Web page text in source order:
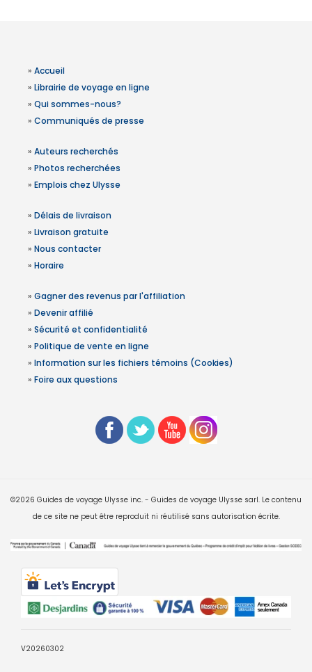
» Accueil
» Librairie de voyage en ligne
» Qui sommes-nous?
» Communiqués de presse
» Auteurs recherchés
» Photos recherchées
» Emplois chez Ulysse
» Délais de livraison
» Livraison gratuite
» Nous contacter
» Horaire
» Gagner des revenus par l'affiliation
» Devenir affilié
» Sécurité et confidentialité
» Politique de vente en ligne
» Information sur les fichiers témoins (Cookies)
» Foire aux questions
©2026 Guides de voyage Ulysse inc. - Guides de voyage Ulysse sarl. Le contenu
de ce site ne peut être reproduit ni réutilisé sans autorisation écrite.
V20260302